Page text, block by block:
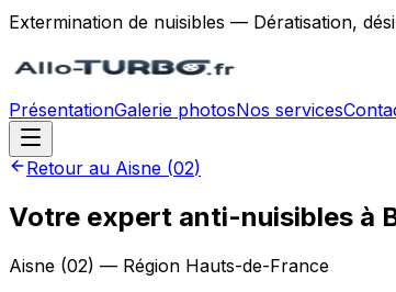
Extermination de nuisibles — Dératisation,
PrésentationGalerie photosNos services
Retour au Aisne (02)
Votre expert anti-nuisibles à
Aisne (02) — Région Hauts-de-France